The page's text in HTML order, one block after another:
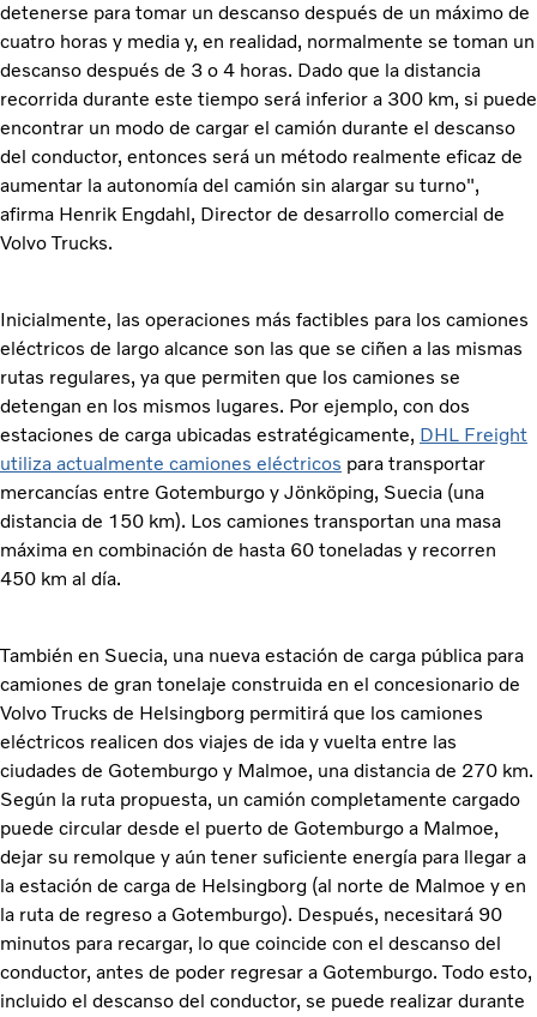
detenerse para tomar un descanso después de un máximo de
cuatro horas y media y, en realidad, normalmente se toman un
descanso después de 3 o 4 horas. Dado que la distancia
recorrida durante este tiempo será inferior a 300 km, si puede
encontrar un modo de cargar el camión durante el descanso
del conductor, entonces será un método realmente eficaz de
aumentar la autonomía del camión sin alargar su turno",
afirma Henrik Engdahl, Director de desarrollo comercial de
Volvo Trucks.
Inicialmente, las operaciones más factibles para los camiones
eléctricos de largo alcance son las que se ciñen a las mismas
rutas regulares, ya que permiten que los camiones se
detengan en los mismos lugares. Por ejemplo, con dos
estaciones de carga ubicadas estratégicamente, DHL Freight
utiliza actualmente camiones eléctricos para transportar
mercancías entre Gotemburgo y Jönköping, Suecia (una
distancia de 150 km). Los camiones transportan una masa
máxima en combinación de hasta 60 toneladas y recorren
450 km al día.
También en Suecia, una nueva estación de carga pública para
camiones de gran tonelaje construida en el concesionario de
Volvo Trucks de Helsingborg permitirá que los camiones
eléctricos realicen dos viajes de ida y vuelta entre las
ciudades de Gotemburgo y Malmoe, una distancia de 270 km.
Según la ruta propuesta, un camión completamente cargado
puede circular desde el puerto de Gotemburgo a Malmoe,
dejar su remolque y aún tener suficiente energía para llegar a
la estación de carga de Helsingborg (al norte de Malmoe y en
la ruta de regreso a Gotemburgo). Después, necesitará 90
minutos para recargar, lo que coincide con el descanso del
conductor, antes de poder regresar a Gotemburgo. Todo esto,
incluido el descanso del conductor, se puede realizar durante